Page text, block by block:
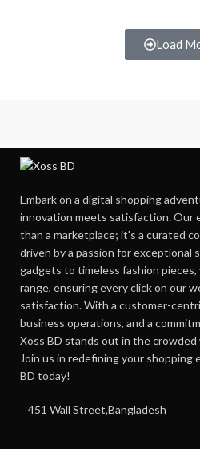
Load
Embark on a digital shopping
innovation meets satisfaction. Our
than a marketplace; it's a curated
driven by a passion for exceptional
gadgets to timeless fashion pieces,
range, ensuring every click on our
satisfaction. With a customer-
business operations, and a
Xoss BD stands out in the
Join us in redefining your shopping
BD today!
451 Wall Street,Bangladesh